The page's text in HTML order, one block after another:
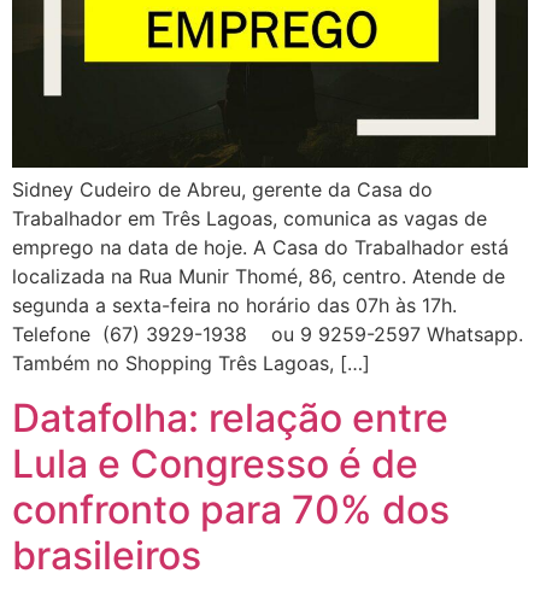
Sidney Cudeiro de Abreu, gerente da Casa do
Trabalhador em Três Lagoas, comunica as vagas de
emprego na data de hoje. A Casa do Trabalhador está
localizada na Rua Munir Thomé, 86, centro. Atende de
segunda a sexta-feira no horário das 07h às 17h.
Telefone (67) 3929-1938 ou 9 9259-2597 Whatsapp.
Também no Shopping Três Lagoas, […]
Datafolha: relação entre
Lula e Congresso é de
confronto para 70% dos
brasileiros